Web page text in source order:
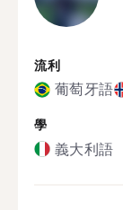
流利
葡萄牙語
學
義大利語